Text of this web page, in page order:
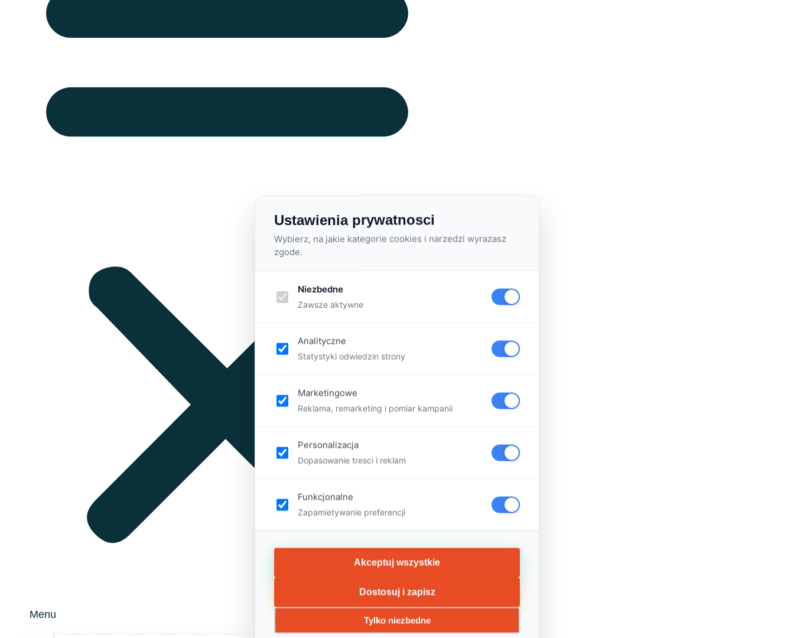
Menu
Ustawienia prywatnosci
Wybierz, na jakie kategorie cookies i narzedzi wyrazasz
zgode.
Niezbedne
Zawsze aktywne
Analityczne
Statystyki odwiedzin strony
Marketingowe
Reklama, remarketing i pomiar kampanii
Personalizacja
Dopasowanie tresci i reklam
Funkcjonalne
Zapamietywanie preferencji
Akceptuj wszystkie
Dostosuj i zapisz
Tylko niezbedne